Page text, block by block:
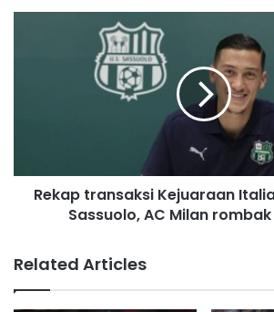
Rekap transaksi Kejuaraan
Sassuolo, AC Milan
Related Articles